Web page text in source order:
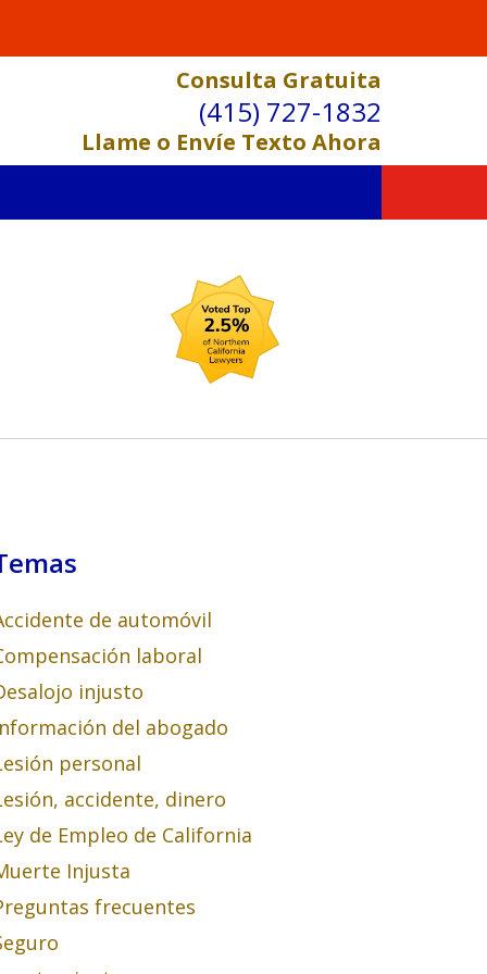
Consulta Gratuita
(415) 727-1832
Llame o Envíe Texto Ahora
de automóvil
laboral
injusto
del abogado
personal
accidente, dinero
de Empleo de California
Injusta
frecuentes